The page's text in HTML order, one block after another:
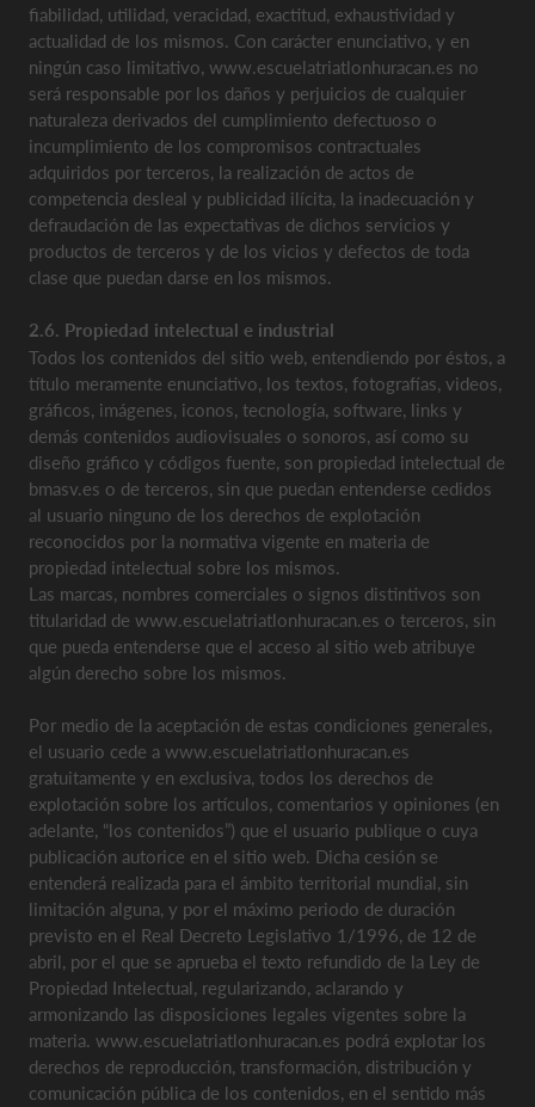
fiabilidad, utilidad, veracidad, exactitud, exhaustividad y
actualidad de los mismos. Con carácter enunciativo, y en
ningún caso limitativo, www.escuelatriatlonhuracan.es no
será responsable por los daños y perjuicios de cualquier
naturaleza derivados del cumplimiento defectuoso o
incumplimiento de los compromisos contractuales
adquiridos por terceros, la realización de actos de
competencia desleal y publicidad ilícita, la inadecuación y
defraudación de las expectativas de dichos servicios y
productos de terceros y de los vicios y defectos de toda
clase que puedan darse en los mismos.
2.6. Propiedad intelectual e industrial
Todos los contenidos del sitio web, entendiendo por éstos, a
título meramente enunciativo, los textos, fotografías, videos,
gráficos, imágenes, iconos, tecnología, software, links y
demás contenidos audiovisuales o sonoros, así como su
diseño gráfico y códigos fuente, son propiedad intelectual de
bmasv.es o de terceros, sin que puedan entenderse cedidos
al usuario ninguno de los derechos de explotación
reconocidos por la normativa vigente en materia de
propiedad intelectual sobre los mismos.
Las marcas, nombres comerciales o signos distintivos son
titularidad de www.escuelatriatlonhuracan.es o terceros, sin
que pueda entenderse que el acceso al sitio web atribuye
algún derecho sobre los mismos.
Por medio de la aceptación de estas condiciones generales,
el usuario cede a www.escuelatriatlonhuracan.es
gratuitamente y en exclusiva, todos los derechos de
explotación sobre los artículos, comentarios y opiniones (en
adelante, “los contenidos”) que el usuario publique o cuya
publicación autorice en el sitio web. Dicha cesión se
entenderá realizada para el ámbito territorial mundial, sin
limitación alguna, y por el máximo periodo de duración
previsto en el Real Decreto Legislativo 1/1996, de 12 de
abril, por el que se aprueba el texto refundido de la Ley de
Propiedad Intelectual, regularizando, aclarando y
armonizando las disposiciones legales vigentes sobre la
materia. www.escuelatriatlonhuracan.es podrá explotar los
derechos de reproducción, transformación, distribución y
comunicación pública de los contenidos, en el sentido más